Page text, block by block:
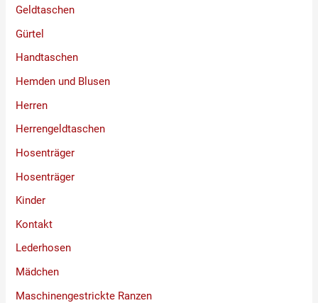
Geldtaschen
Gürtel
Handtaschen
Hemden und Blusen
Herren
Herrengeldtaschen
Hosenträger
Hosenträger
Kinder
Kontakt
Lederhosen
Mädchen
Maschinengestrickte Ranzen